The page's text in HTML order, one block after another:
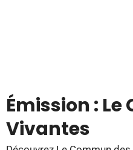
Émission :
Vivantes